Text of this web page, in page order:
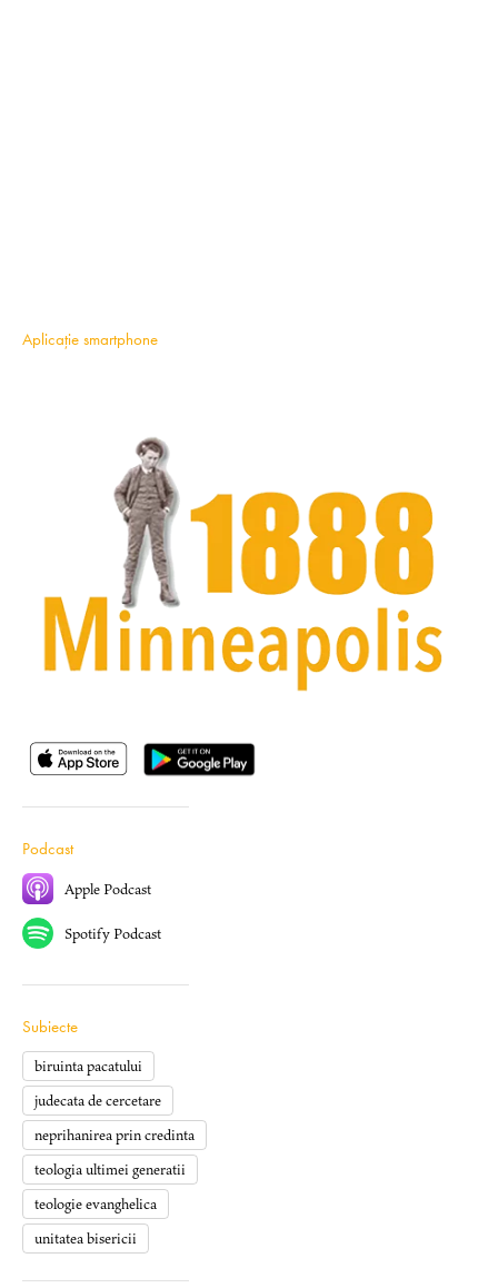
Aplicație smartphone
Podcast
Apple Podcast
Spotify Podcast
Subiecte
biruinta pacatului
judecata de cercetare
neprihanirea prin credinta
teologia ultimei generatii
teologie evanghelica
unitatea bisericii